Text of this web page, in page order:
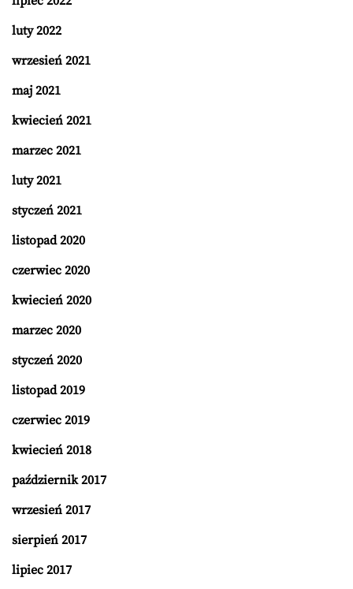
luty 2022
wrzesień 2021
maj 2021
kwiecień 2021
marzec 2021
luty 2021
styczeń 2021
listopad 2020
czerwiec 2020
kwiecień 2020
marzec 2020
styczeń 2020
listopad 2019
czerwiec 2019
kwiecień 2018
październik 2017
wrzesień 2017
sierpień 2017
lipiec 2017